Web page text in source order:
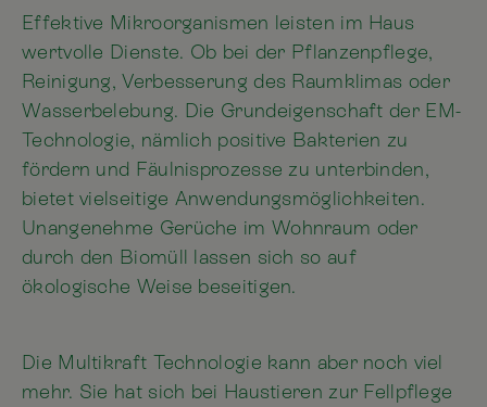
Effektive Mikroorganismen leisten im Haus
wertvolle Dienste. Ob bei der Pflanzenpflege,
Reinigung, Verbesserung des Raumklimas oder
Wasserbelebung. Die Grundeigenschaft der EM-
Technologie, nämlich positive Bakterien zu
fördern und Fäulnisprozesse zu unterbinden,
bietet vielseitige Anwendungsmöglichkeiten.
Unangenehme Gerüche im Wohnraum oder
durch den Biomüll lassen sich so auf
ökologische Weise beseitigen.
Die Multikraft Technologie kann aber noch viel
mehr. Sie hat sich bei Haustieren zur Fellpflege